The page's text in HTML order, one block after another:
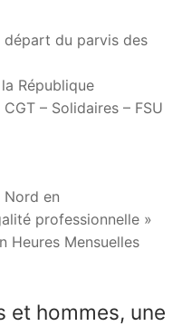
départ du parvis des
République
– Solidaires – FSU
Nord en
professionnelle »
Heures Mensuelles
et hommes, une